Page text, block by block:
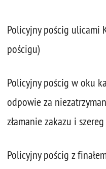
Policyjny pościg ulicami
pościgu)
Policyjny pościg w oku
odpowie za
złamanie zakazu i
Policyjny pościg z